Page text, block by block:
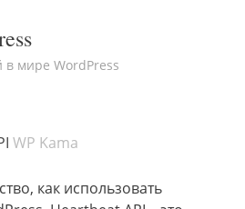
в мире WordPress
WP Kama
как использовать